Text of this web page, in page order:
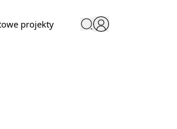
projekty